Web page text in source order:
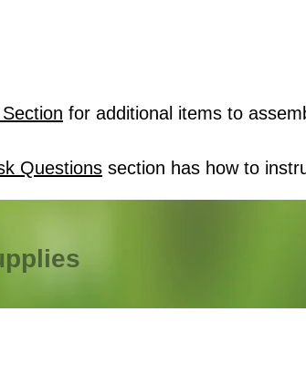
for additional items to
Questions section has how to